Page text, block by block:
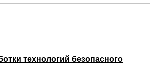
технологий безопасного